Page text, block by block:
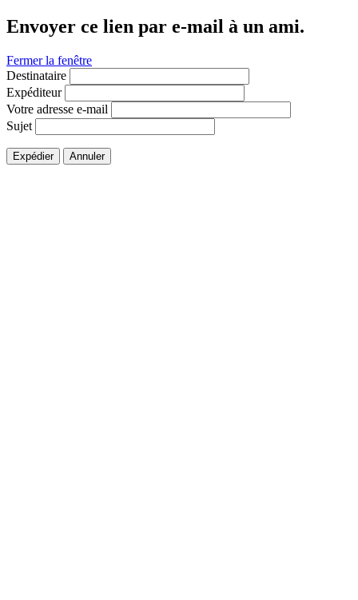
Envoyer ce lien par e-mail à un ami.
Fermer la fenêtre
Destinataire
Expéditeur
Votre adresse e-mail
Sujet
Expédier Annuler